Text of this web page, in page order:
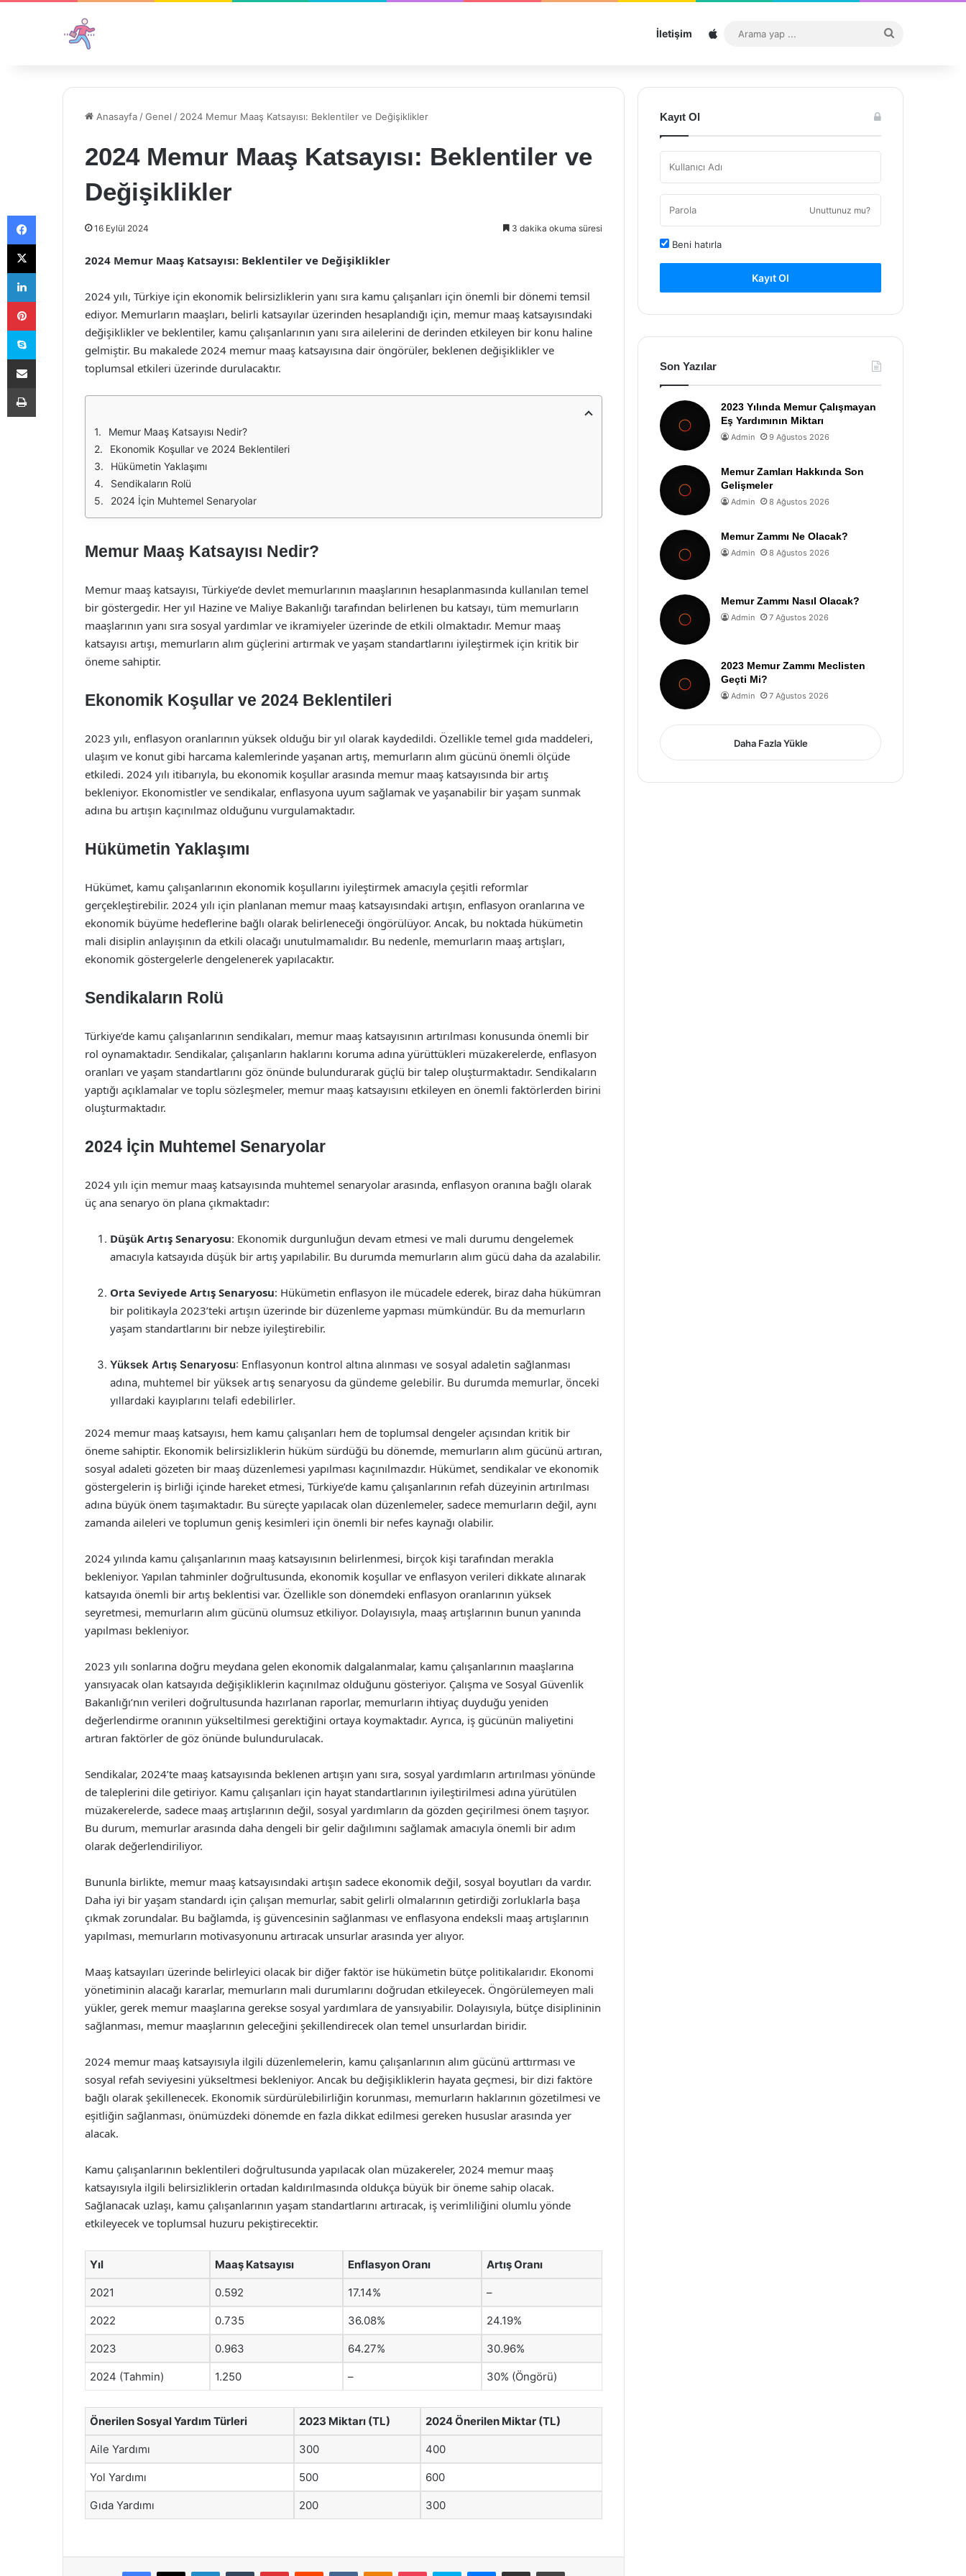
İletişim Sitemap
...
Anasayfa /Genel / 2024 Memur Maaş Katsayısı: Beklentiler ve Değişiklikler
2024 Memur Maaş Katsayısı: Beklentiler ve
Değişiklikler
16 Eylül 2024 3 dakika okuma süresi
2024 Memur Maaş Katsayısı: Beklentiler ve Değişiklikler
2024 yılı, Türkiye için ekonomik belirsizliklerin yanı sıra kamu çalışanları için önemli bir dönemi temsil
ediyor. Memurların maaşları, belirli katsayılar üzerinden hesaplandığı için, memur maaş katsayısındaki
değişiklikler ve beklentiler, kamu çalışanlarının yanı sıra ailelerini de derinden etkileyen bir konu haline
gelmiştir. Bu makalede 2024 memur maaş katsayısına dair öngörüler, beklenen değişiklikler ve
toplumsal etkileri üzerinde durulacaktır.
Memur Maaş Katsayısı Nedir?
Ekonomik Koşullar ve 2024 Beklentileri
Hükümetin Yaklaşımı
Sendikaların Rolü
2024 İçin Muhtemel Senaryolar
Memur Maaş Katsayısı Nedir?
Memur maaş katsayısı, Türkiye’de devlet memurlarının maaşlarının hesaplanmasında kullanılan temel
bir göstergedir. Her yıl Hazine ve Maliye Bakanlığı tarafından belirlenen bu katsayı, tüm memurların
maaşlarının yanı sıra sosyal yardımlar ve ikramiyeler üzerinde de etkili olmaktadır. Memur maaş
katsayısı artışı, memurların alım güçlerini artırmak ve yaşam standartlarını iyileştirmek için kritik bir
öneme sahiptir.
Ekonomik Koşullar ve 2024 Beklentileri
2023 yılı, enflasyon oranlarının yüksek olduğu bir yıl olarak kaydedildi. Özellikle temel gıda maddeleri,
ulaşım ve konut gibi harcama kalemlerinde yaşanan artış, memurların alım gücünü önemli ölçüde
etkiledi. 2024 yılı itibarıyla, bu ekonomik koşullar arasında memur maaş katsayısında bir artış
bekleniyor. Ekonomistler ve sendikalar, enflasyona uyum sağlamak ve yaşanabilir bir yaşam sunmak
adına bu artışın kaçınılmaz olduğunu vurgulamaktadır.
Hükümetin Yaklaşımı
Hükümet, kamu çalışanlarının ekonomik koşullarını iyileştirmek amacıyla çeşitli reformlar
gerçekleştirebilir. 2024 yılı için planlanan memur maaş katsayısındaki artışın, enflasyon oranlarına ve
ekonomik büyüme hedeflerine bağlı olarak belirleneceği öngörülüyor. Ancak, bu noktada hükümetin
mali disiplin anlayışının da etkili olacağı unutulmamalıdır. Bu nedenle, memurların maaş artışları,
ekonomik göstergelerle dengelenerek yapılacaktır.
Sendikaların Rolü
Türkiye’de kamu çalışanlarının sendikaları, memur maaş katsayısının artırılması konusunda önemli bir
rol oynamaktadır. Sendikalar, çalışanların haklarını koruma adına yürüttükleri müzakerelerde, enflasyon
oranları ve yaşam standartlarını göz önünde bulundurarak güçlü bir talep oluşturmaktadır. Sendikaların
yaptığı açıklamalar ve toplu sözleşmeler, memur maaş katsayısını etkileyen en önemli faktörlerden birini
oluşturmaktadır.
2024 İçin Muhtemel Senaryolar
2024 yılı için memur maaş katsayısında muhtemel senaryolar arasında, enflasyon oranına bağlı olarak
üç ana senaryo ön plana çıkmaktadır:
Düşük Artış Senaryosu: Ekonomik durgunluğun devam etmesi ve mali durumu dengelemek
amacıyla katsayıda düşük bir artış yapılabilir. Bu durumda memurların alım gücü daha da azalabilir.
Orta Seviyede Artış Senaryosu: Hükümetin enflasyon ile mücadele ederek, biraz daha hükümran
bir politikayla 2023’teki artışın üzerinde bir düzenleme yapması mümkündür. Bu da memurların
yaşam standartlarını bir nebze iyileştirebilir.
Yüksek Artış Senaryosu: Enflasyonun kontrol altına alınması ve sosyal adaletin sağlanması
adına, muhtemel bir yüksek artış senaryosu da gündeme gelebilir. Bu durumda memurlar, önceki
yıllardaki kayıplarını telafi edebilirler.
2024 memur maaş katsayısı, hem kamu çalışanları hem de toplumsal dengeler açısından kritik bir
öneme sahiptir. Ekonomik belirsizliklerin hüküm sürdüğü bu dönemde, memurların alım gücünü artıran,
sosyal adaleti gözeten bir maaş düzenlemesi yapılması kaçınılmazdır. Hükümet, sendikalar ve ekonomik
göstergelerin iş birliği içinde hareket etmesi, Türkiye’de kamu çalışanlarının refah düzeyinin artırılması
adına büyük önem taşımaktadır. Bu süreçte yapılacak olan düzenlemeler, sadece memurların değil, aynı
zamanda aileleri ve toplumun geniş kesimleri için önemli bir nefes kaynağı olabilir.
2024 yılında kamu çalışanlarının maaş katsayısının belirlenmesi, birçok kişi tarafından merakla
bekleniyor. Yapılan tahminler doğrultusunda, ekonomik koşullar ve enflasyon verileri dikkate alınarak
katsayıda önemli bir artış beklentisi var. Özellikle son dönemdeki enflasyon oranlarının yüksek
seyretmesi, memurların alım gücünü olumsuz etkiliyor. Dolayısıyla, maaş artışlarının bunun yanında
yapılması bekleniyor.
2023 yılı sonlarına doğru meydana gelen ekonomik dalgalanmalar, kamu çalışanlarının maaşlarına
yansıyacak olan katsayıda değişikliklerin kaçınılmaz olduğunu gösteriyor. Çalışma ve Sosyal Güvenlik
Bakanlığı’nın verileri doğrultusunda hazırlanan raporlar, memurların ihtiyaç duyduğu yeniden
değerlendirme oranının yükseltilmesi gerektiğini ortaya koymaktadır. Ayrıca, iş gücünün maliyetini
artıran faktörler de göz önünde bulundurulacak.
Sendikalar, 2024’te maaş katsayısında beklenen artışın yanı sıra, sosyal yardımların artırılması yönünde
de taleplerini dile getiriyor. Kamu çalışanları için hayat standartlarının iyileştirilmesi adına yürütülen
müzakerelerde, sadece maaş artışlarının değil, sosyal yardımların da gözden geçirilmesi önem taşıyor.
Bu durum, memurlar arasında daha dengeli bir gelir dağılımını sağlamak amacıyla önemli bir adım
olarak değerlendiriliyor.
Bununla birlikte, memur maaş katsayısındaki artışın sadece ekonomik değil, sosyal boyutları da vardır.
Daha iyi bir yaşam standardı için çalışan memurlar, sabit gelirli olmalarının getirdiği zorluklarla başa
çıkmak zorundalar. Bu bağlamda, iş güvencesinin sağlanması ve enflasyona endeksli maaş artışlarının
yapılması, memurların motivasyonunu artıracak unsurlar arasında yer alıyor.
Maaş katsayıları üzerinde belirleyici olacak bir diğer faktör ise hükümetin bütçe politikalarıdır. Ekonomi
yönetiminin alacağı kararlar, memurların mali durumlarını doğrudan etkileyecek. Öngörülemeyen mali
yükler, gerek memur maaşlarına gerekse sosyal yardımlara de yansıyabilir. Dolayısıyla, bütçe disiplininin
sağlanması, memur maaşlarının geleceğini şekillendirecek olan temel unsurlardan biridir.
2024 memur maaş katsayısıyla ilgili düzenlemelerin, kamu çalışanlarının alım gücünü arttırması ve
sosyal refah seviyesini yükseltmesi bekleniyor. Ancak bu değişikliklerin hayata geçmesi, bir dizi faktöre
bağlı olarak şekillenecek. Ekonomik sürdürülebilirliğin korunması, memurların haklarının gözetilmesi ve
eşitliğin sağlanması, önümüzdeki dönemde en fazla dikkat edilmesi gereken hususlar arasında yer
alacak.
Kamu çalışanlarının beklentileri doğrultusunda yapılacak olan müzakereler, 2024 memur maaş
katsayısıyla ilgili belirsizliklerin ortadan kaldırılmasında oldukça büyük bir öneme sahip olacak.
Sağlanacak uzlaşı, kamu çalışanlarının yaşam standartlarını artıracak, iş verimliliğini olumlu yönde
etkileyecek ve toplumsal huzuru pekiştirecektir.
Yıl Maaş Katsayısı Enflasyon Oranı Artış Oranı
2021 0.592 17.14% –
2022 0.735 36.08% 24.19%
2023 0.963 64.27% 30.96%
2024 (Tahmin) 1.250 – 30% (Öngörü)
Önerilen Sosyal Yardım Türleri 2023 Miktarı (TL) 2024 Önerilen Miktar (TL)
Aile Yardımı 300 400
Yol Yardımı 500 600
Gıda Yardımı 200 300
Facebook
X LinkedInTumblr PinterestReddit VKontakteOdnoklassniki
Pocket Skype Messenger
E-Posta ile paylaş Yazdır
Kayıt Ol
Unuttunuz mu?
Beni hatırla
Kayıt Ol
Son Yazılar
2023 Yılında Memur Çalışmayan
Eş Yardımının Miktarı
Admin 9 Ağustos 2026
Memur Zamları Hakkında Son
Gelişmeler
Admin 8 Ağustos 2026
Memur Zammı Ne Olacak?
Admin 8 Ağustos 2026
Memur Zammı Nasıl Olacak?
Admin 7 Ağustos 2026
2023 Memur Zammı Meclisten
Geçti Mi?
Admin 7 Ağustos 2026
Daha Fazla Yükle
Facebook
X
LinkedIn
Pinterest
Skype
E-Posta ile paylaş